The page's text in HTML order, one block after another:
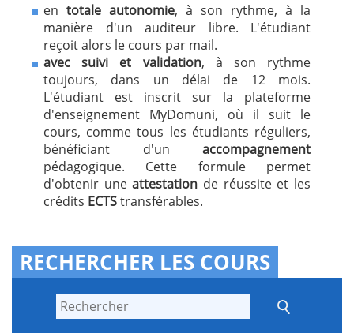
en totale autonomie, à son rythme, à la
manière d'un auditeur libre. L'étudiant
reçoit alors le cours par mail.
avec suivi et validation, à son rythme
toujours, dans un délai de 12 mois.
L'étudiant est inscrit sur la plateforme
d'enseignement MyDomuni, où il suit le
cours, comme tous les étudiants réguliers,
bénéficiant d'un accompagnement
pédagogique. Cette formule permet
d'obtenir uneattestation de réussite et les
crédits ECTStransférables.
RECHERCHER LES COURS